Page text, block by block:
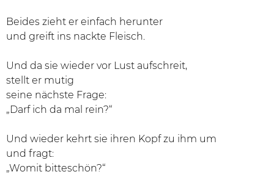
Beides zieht er einfach herunter
und greift ins nackte Fleisch.
Und da sie wieder vor Lust aufschreit,
stellt er mutig
seine nächste Frage:
„Darf ich da mal rein?“
Und wieder kehrt sie ihren Kopf zu ihm um
und fragt:
„Womit bitteschön?“